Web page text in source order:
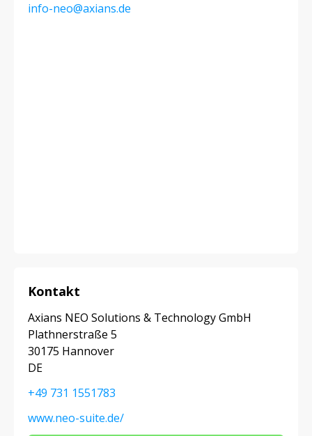
info-neo@axians.de
Kontakt
Axians NEO Solutions & Technology GmbH
Plathnerstraße 5
30175 Hannover
DE
+49 731 1551783
www.neo-suite.de/